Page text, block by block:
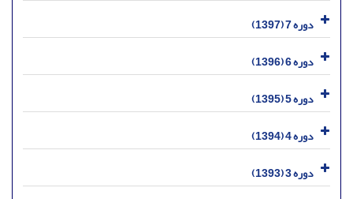
دوره 7 (1397)
دوره 6 (1396)
دوره 5 (1395)
دوره 4 (1394)
دوره 3 (1393)